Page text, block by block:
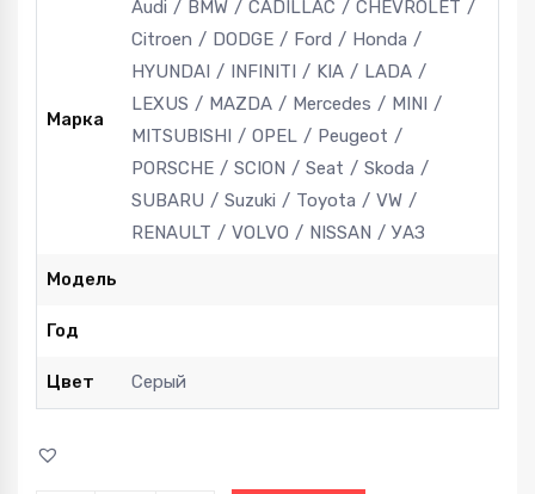
Марка
Audi BMW CADILLAC
CHEVROLET
Citroen
DODGE Ford
Honda
HYUNDAI
INFINITI KIA
LADA
LEXUS
MAZDA Mercedes
MINI
MITSUBISHI
OPEL
Peugeot
PORSCHE
SCION Seat
Skoda
SUBARU
Suzuki Toyota
VW
RENAULT
VOLVO NISSAN УАЗ
Модель
Год
Цвет Серый